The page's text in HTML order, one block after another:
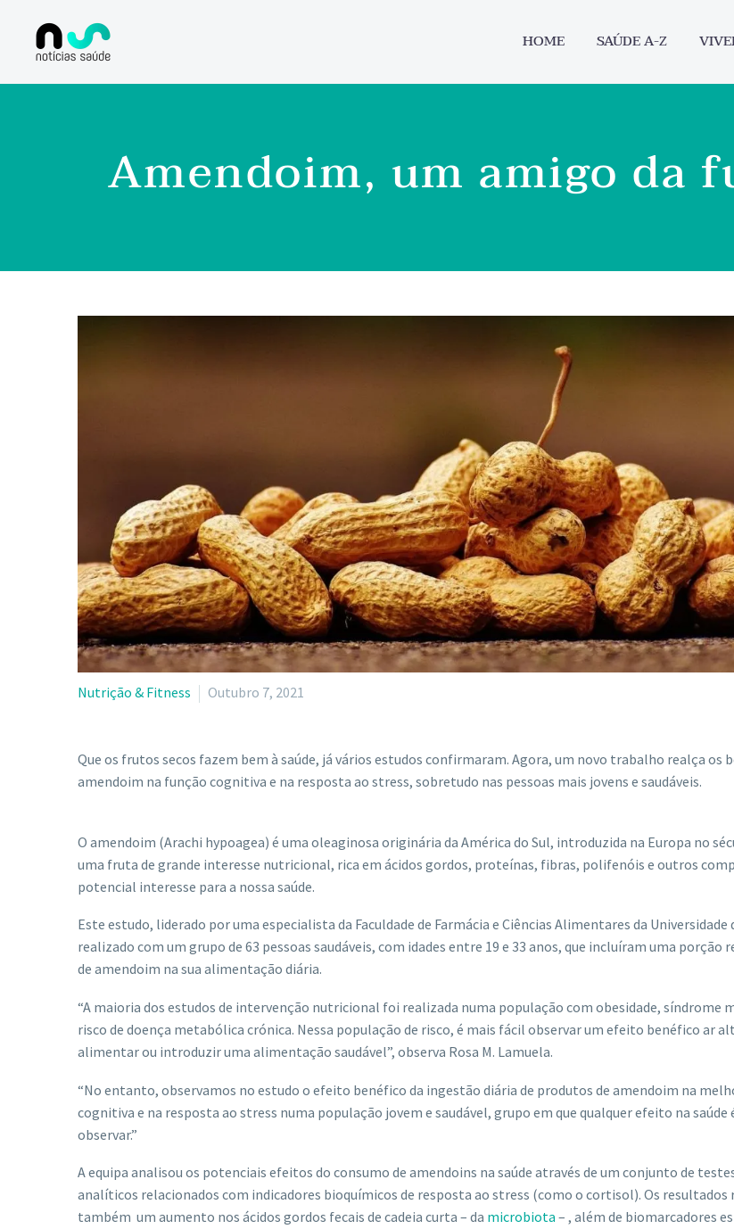
HOME SAÚDE A-Z
Amendoim, um amigo da
Nutrição & Fitness Outubro 7, 2021
Que os frutos secos fazem bem à saúde, já vários estudos confirmaram. Agora, um novo trabalho realça os
amendoim na função cognitiva e na resposta ao stress, sobretudo nas pessoas mais jovens e saudáveis.
O amendoim (Arachi hypoagea) é uma oleaginosa originária da América do Sul, introduzida na Europa no
uma fruta de grande interesse nutricional, rica em ácidos gordos, proteínas, fibras, polifenóis e outros
potencial interesse para a nossa saúde.
Este estudo, liderado por uma especialista da Faculdade de Farmácia e Ciências Alimentares da
realizado com um grupo de 63 pessoas saudáveis, ​​com idades entre 19 e 33 anos, que incluíram uma porção
de amendoim na sua alimentação diária.
“A maioria dos estudos de intervenção nutricional foi realizada numa população com obesidade, síndrome
risco de doença metabólica crónica. Nessa população de risco, é mais fácil observar um efeito benéfico ar
alimentar ou introduzir uma alimentação saudável”, observa Rosa M. Lamuela.
“No entanto, observamos no estudo o efeito benéfico da ingestão diária de produtos de amendoim na
cognitiva e na resposta ao stress numa população jovem e saudável, grupo em que qualquer efeito na saúde
observar.”
A equipa analisou os potenciais efeitos do consumo de amendoins na saúde através de um conjunto de
analíticos relacionados com indicadores bioquímicos de resposta ao stress (como o cortisol). Os resultados
também um aumento nos ácidos gordos fecais de cadeia curta – da microbiota – , além de biomarcadores